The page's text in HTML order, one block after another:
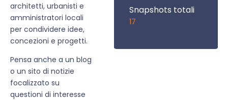
architetti, urbanisti e
amministratori locali
per condividere idee,
concezioni e progetti.
Pensa anche a un blog
o un sito di notizie
focalizzato su
questioni di interesse
Snapshots totali
17